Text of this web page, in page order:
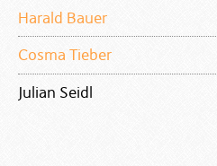
Harald Bauer
Cosma Tieber
Julian Seidl